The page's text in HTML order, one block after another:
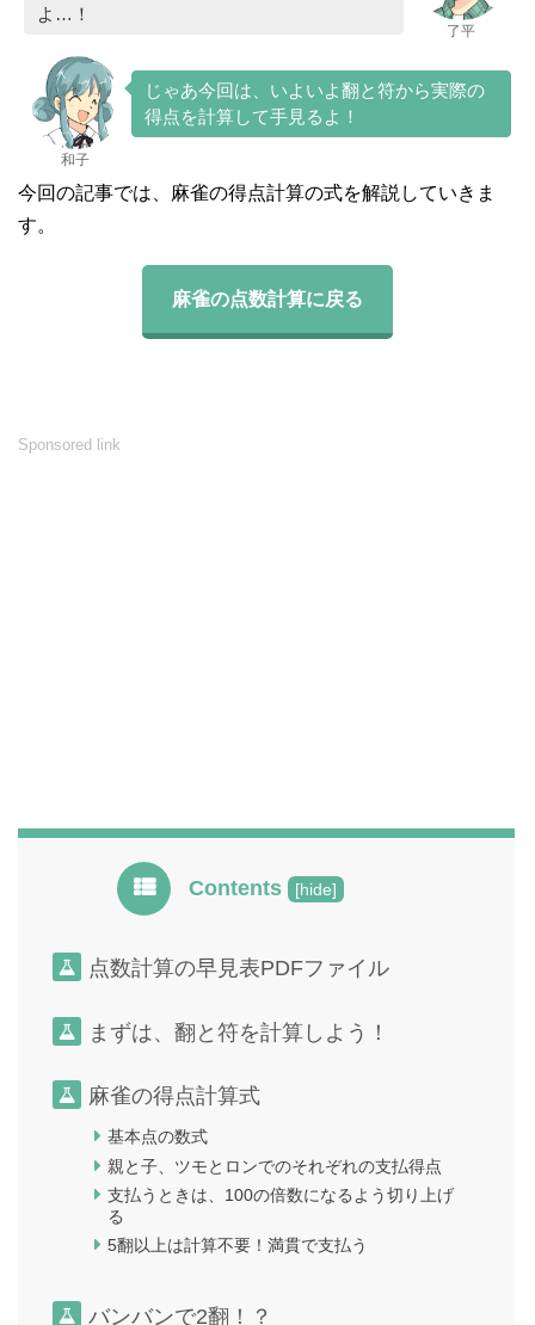
了平
よ…！
和子
じゃあ今回は、いよいよ翻と符から実際の
得点を計算して手見るよ！
今回の記事では、麻雀の得点計算の式を解説していきま
す。
麻雀の点数計算に戻る
Sponsored link
Contents [hide]
点数計算の早見表PDFファイル
まずは、翻と符を計算しよう！
麻雀の得点計算式
基本点の数式
親と子、ツモとロンでのそれぞれの支払得点
支払うときは、100の倍数になるよう切り上げ
る
5翻以上は計算不要！満貫で支払う
バンバンで2翻！？